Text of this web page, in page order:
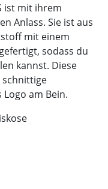
ist mit ihrem
Anlass. Sie ist aus
mit einem
sodass du
kannst. Diese
am Bein.